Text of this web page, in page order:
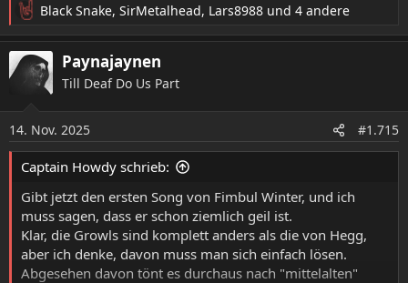
R
e
a
k
o
n
e
n
Black Snake, SirMetalhead, Lars8988 und 4 andere
Paynajaynen
Till Deaf Do Us Part
14. Nov. 2025 #1.715
Captain Howdy schrieb:
Gibt jetzt den ersten Song von Fimbul Winter, und ich
muss sagen, dass er schon ziemlich geil ist.
Klar, die Growls sind komplett anders als die von Hegg,
aber ich denke, davon muss man sich einfach lösen.
Abgesehen davon tönt es durchaus nach "mittelalten"